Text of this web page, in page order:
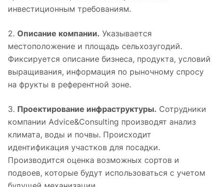
инвестиционным требованиям.
2. Описание компании. Указывается
местоположение и площадь сельхозугодий.
Фиксируется описание бизнеса, продукта, условий
выращивания, информация по рыночному спросу
на фрукты в референтной зоне.
3. Проектирование инфраструктуры. Сотрудники
компании Advice&Consulting производят анализ
климата, воды и почвы. Происходит
идентификация участков для посадки.
Производится оценка возможных сортов и
подвоев, которые будут использоваться с учетом